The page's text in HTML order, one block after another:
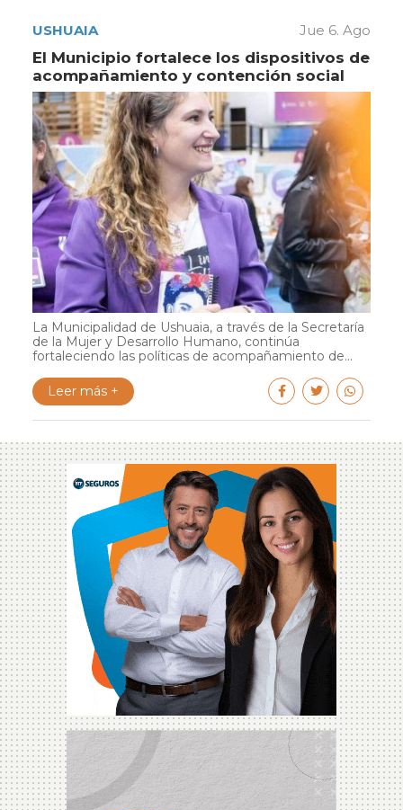
USHUAIA Jue 6. Ago
El Municipio fortalece los dispositivos de
acompañamiento y contención social
La Municipalidad de Ushuaia, a través de la Secretaría
de la Mujer y Desarrollo Humano, continúa
fortaleciendo las políticas de acompañamiento de...
Leer más +